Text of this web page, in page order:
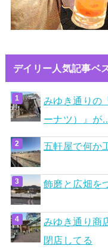
デイリー人気記事ベ
みゆき通りの
ーナツ）』が
五軒屋で何か
飾磨と広畑を
みゆき通り商
閉店してる